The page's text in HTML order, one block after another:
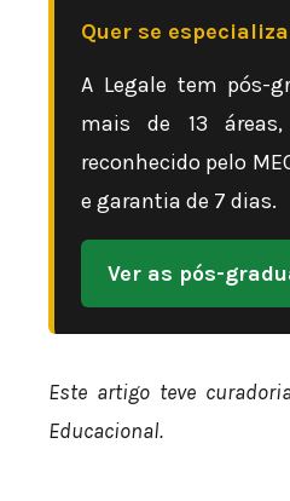
Quer se
A Legale tem pós-
mais de 13
reconhecido pelo
e garantia de 7 dias.
Ver as pós-
Este artigo teve
Educacional.